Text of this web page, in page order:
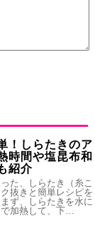
！しらたきのア
時間や塩昆布和
紹介
た、しらたき（糸こ
抜きと簡単レシピを
ず、しらたきを水に
加熱して、下…